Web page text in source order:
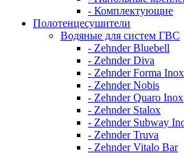
- Комплектующие
Полотенцесушители
Водяные для систем ГВС
- Zehnder Bluebell
- Zehnder Diva
- Zehnder Forma Inox
- Zehnder Nobis
- Zehnder Quaro Inox
- Zehnder Stalox
- Zehnder Subway
- Zehnder Truva
- Zehnder Vitalo Bar